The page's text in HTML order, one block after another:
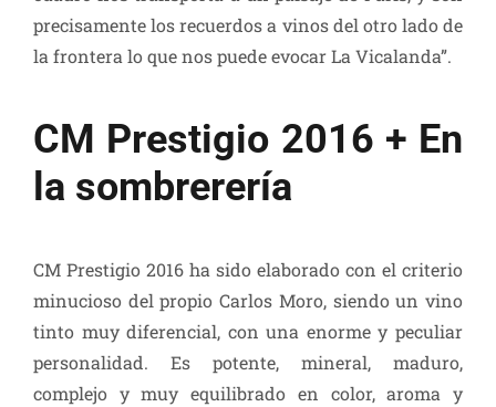
precisamente los recuerdos a vinos del otro lado de
la frontera lo que nos puede evocar La Vicalanda”.
CM Prestigio 2016 + En
la sombrerería
CM Prestigio 2016 ha sido elaborado con el criterio
minucioso del propio Carlos Moro, siendo un vino
tinto muy diferencial, con una enorme y peculiar
personalidad. Es potente, mineral, maduro,
complejo y muy equilibrado en color, aroma y